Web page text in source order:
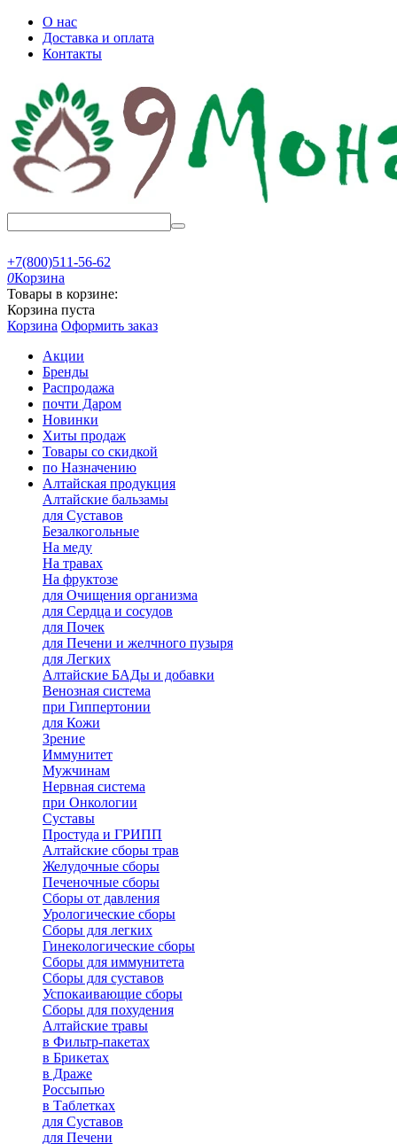
О нас
Доставка и оплата
Контакты
+7(800)511-56-62
0Корзина
Товары в корзине:
Корзина пуста
Корзина Оформить заказ
Акции
Бренды
Распродажа
почти Даром
Новинки
Хиты продаж
Товары со скидкой
по Назначению
Алтайская продукция
Алтайские бальзамы
для Суставов
Безалкогольные
На меду
На травах
На фруктозе
для Очищения организма
для Сердца и сосудов
для Почек
для Печени и желчного пузыря
для Легких
Алтайские БАДы и добавки
Венозная система
при Гиппертонии
для Кожи
Зрение
Иммунитет
Мужчинам
Нервная система
при Онкологии
Суставы
Простуда и ГРИПП
Алтайские сборы трав
Желудочные сборы
Печеночные сборы
Сборы от давления
Урологические сборы
Сборы для легких
Гинекологические сборы
Сборы для иммунитета
Сборы для суставов
Успокаивающие сборы
Сборы для похудения
Алтайские травы
в Фильтр-пакетах
в Брикетах
в Драже
Россыпью
в Таблетках
для Cуставов
для Печени